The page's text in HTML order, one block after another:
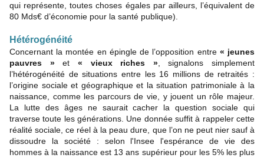
qui représente, toutes choses égales par ailleurs, l’équivalent de
80 Mds€ d’économie pour la santé publique).
Hétérogénéité
Concernant la montée en épingle de l’opposition entre « jeunes
pauvres »et « vieux riches », signalons simplement
l’hétérogénéité de situations entre les 16 millions de retraités :
l’origine sociale et géographique et la situation patrimoniale à la
naissance, comme les parcours de vie, y jouent un rôle majeur.
La lutte des âges ne saurait cacher la question sociale qui
traverse toute les générations. Une donnée suffit à rappeler cette
réalité sociale, ce réel à la peau dure, que l’on ne peut nier sauf à
dissoudre la société : selon l'Insee l'espérance de vie des
hommes à la naissance est 13 ans supérieur pour les 5% les plus